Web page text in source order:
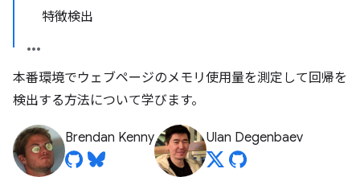
特徴検出
本番環境でウェブページのメモリ使用量を測定して回帰を
検出する方法について学びます。
Brendan Kenny Ulan Degenbaev